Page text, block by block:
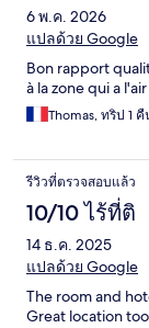
6 พ.ค. 2026
แปลด้วย Google
Bon rapport
à la zone qui a
Thomas, ทริป 1 คื
รีวิวที่ตรวจสอบแล้ว
10/10 ไร้ที่ติ
14 ธ.ค. 2025
แปลด้วย Google
The room and
Great location